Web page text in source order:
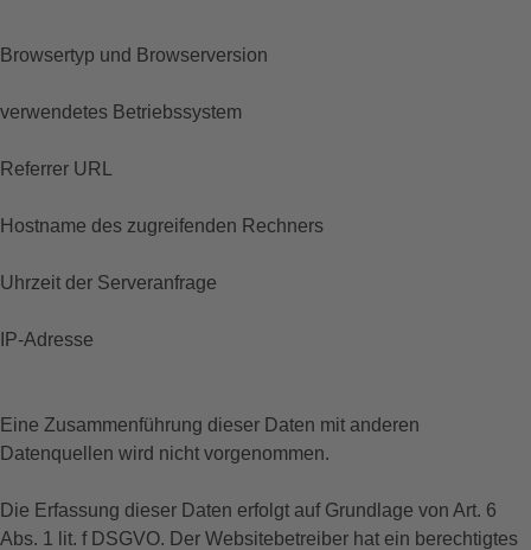
Browsertyp und Browserversion
verwendetes Betriebssystem
Referrer URL
Hostname des zugreifenden Rechners
Uhrzeit der Serveranfrage
IP-Adresse
Eine Zusammenführung dieser Daten mit anderen
Datenquellen wird nicht vorgenommen.
Die Erfassung dieser Daten erfolgt auf Grundlage von Art. 6
Abs. 1 lit. f DSGVO. Der Websitebetreiber hat ein berechtigtes